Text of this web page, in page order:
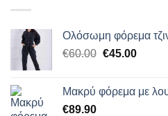
Ολόσωμη φόρεμα
€60.00 Original
€60.00.
€45.00Η
είναι:
Μακρύ φόρεμα με
€89.90